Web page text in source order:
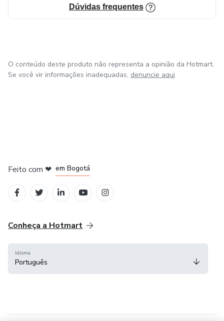
Dúvidas frequentes
O conteúdo deste produto não representa a opinião da Hotmart.
Se você vir informações inadequadas, denuncie aqui
Feito com ❤ em Bogotá
Conheça a Hotmart
Idioma
Português